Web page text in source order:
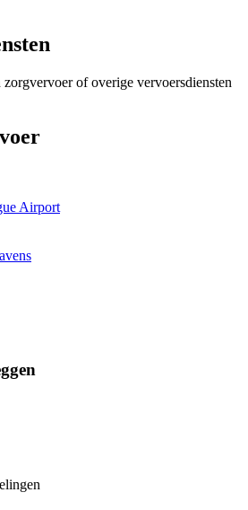
of overige vervoersdiensten
Airport